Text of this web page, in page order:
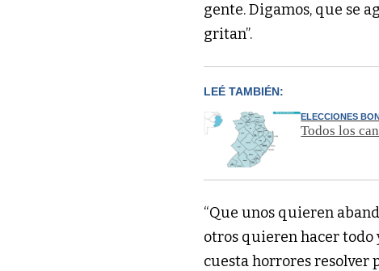
gente. Digamos, que se
gritan”.
LEÉ TAMBIÉN:
ELECCIONES
Todos los
“Que unos quieren
otros quieren hacer todo
cuesta horrores resolver